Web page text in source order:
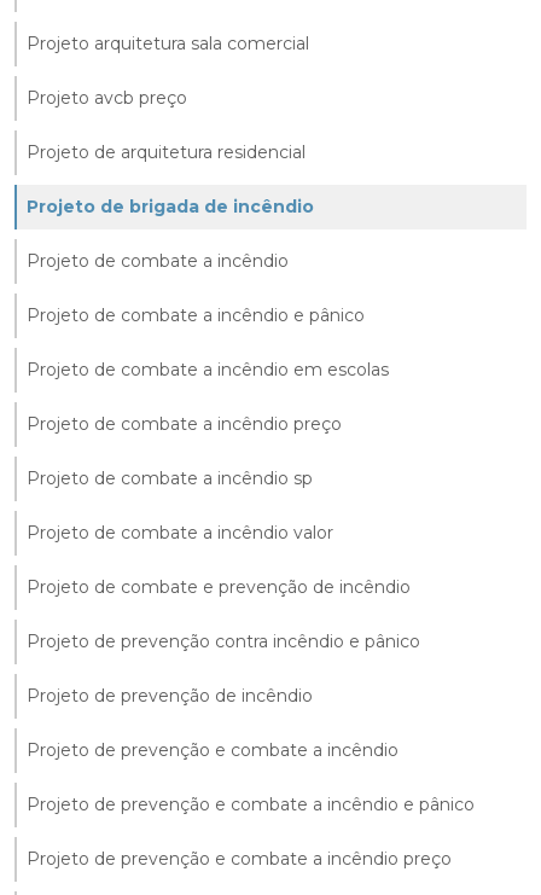
Projeto arquitetura sala comercial
Projeto avcb preço
Projeto de arquitetura residencial
Projeto de brigada de incêndio
Projeto de combate a incêndio
Projeto de combate a incêndio e pânico
Projeto de combate a incêndio em escolas
Projeto de combate a incêndio preço
Projeto de combate a incêndio sp
Projeto de combate a incêndio valor
Projeto de combate e prevenção de incêndio
Projeto de prevenção contra incêndio e pânico
Projeto de prevenção de incêndio
Projeto de prevenção e combate a incêndio
Projeto de prevenção e combate a incêndio e pânico
Projeto de prevenção e combate a incêndio preço